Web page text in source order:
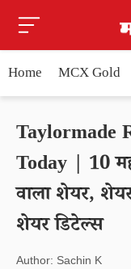
Home MCX Gold
Taylormade
Today | 10
वाला शेयर,
शेयर डिटेल्स
Author: Sachin K